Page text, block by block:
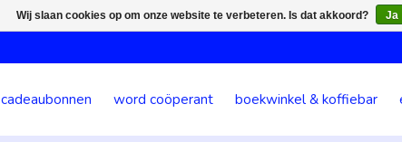
cadeaubonnen word coöperant boekwinkel & koffiebar
Wij slaan cookies op om onze website te verbeteren. Is dat akkoord? Ja